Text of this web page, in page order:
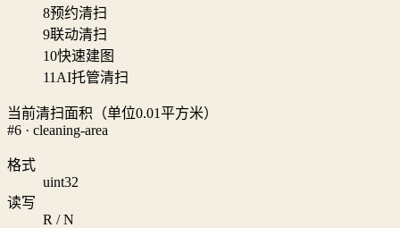
8预约清扫
9联动清扫
10快速建图
11 AI托管清扫
当前清扫面积（单位0.01平方米）
#6 · cleaning-area
格式
uint32
读写
R / N